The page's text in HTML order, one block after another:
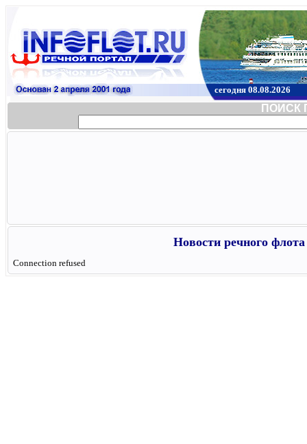
сегодня 08.08.2026
ПОИСК
Новости речного
Connection refused